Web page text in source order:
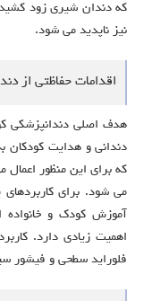
که دندان شیری زود
نیز ناپدید می شود.
اقدامات حفاظتی از
هدف اصلی دندانپزشکی
دندانی و هدایت کودکان
که برای این منظور اعمال
می شود. برای کاربردهای
آموزش کودک و
اهمیت زیادی دارد.
فلوراید سطحی و فیشور